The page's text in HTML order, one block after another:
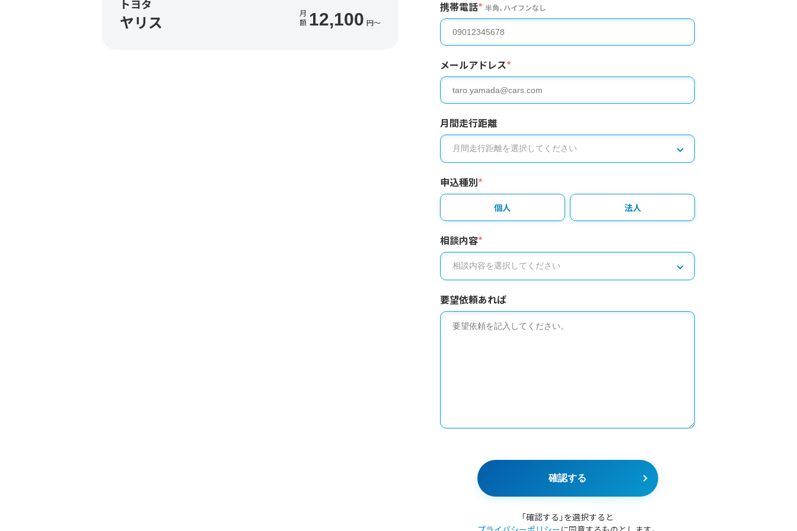
トヨタ
ヤリス
月
額 12,100 円〜
携帯電話* 半角、ハイフンなし
メールアドレス*
月間走行距離
申込種別*
個人 法人
相談内容*
要望依頼あれば
確認する
「確認する」を選択すると